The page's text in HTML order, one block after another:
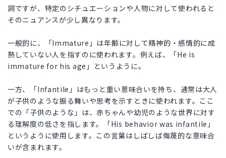
詞ですが、特定のシチュエーションや人物に対して使われると
そのニュアンスが少し異なります。
一般的に、「Immature」は年齢に対して精神的・感情的に成
熟していない人を指すのに使われます。例えば、「He is
immature for his age」というように。
一方、「Infantile」はもっと重い意味合いを持ち、通常は大人
が子供のような振る舞いや思考を示すときに使われます。ここ
での「子供のような」は、赤ちゃんや幼児のような世界に対す
る理解度の低さを指します。「His behavior was infantile」
というように使用します。この言葉はしばしば侮蔑的な意味合
いが含まれます。